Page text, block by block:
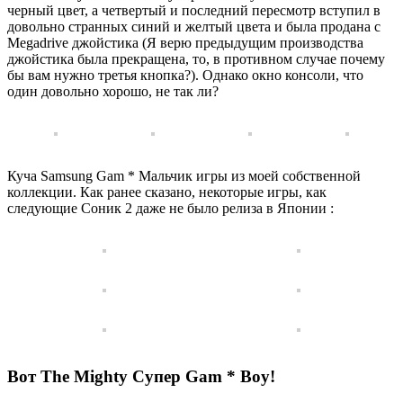
черный цвет, а четвертый и последний пересмотр вступил в
довольно странных синий и желтый цвета и была продана с
Megadrive джойстика (Я верю предыдущим производства
джойстика была прекращена, то, в противном случае почему
бы вам нужно третья кнопка?). Однако окно консоли, что
один довольно хорошо, не так ли?
Куча Samsung Gam * Мальчик игры из моей собственной
коллекции. Как ранее сказано, некоторые игры, как
следующие Соник 2 даже не было релиза в Японии :
Вот The Mighty Супер Gam * Boy!